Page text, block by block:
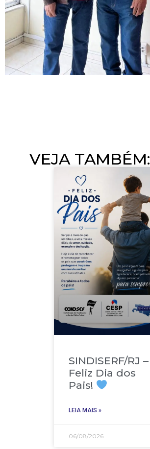
VEJA TAMBÉM:​
SINDISERF/RJ –
Feliz Dia dos
Pais!
LEIA MAIS »
06/08/2026